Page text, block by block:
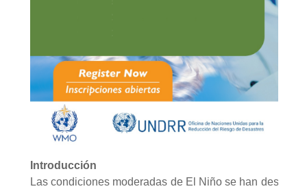
Introducción
Las condiciones moderadas de El Niño se han